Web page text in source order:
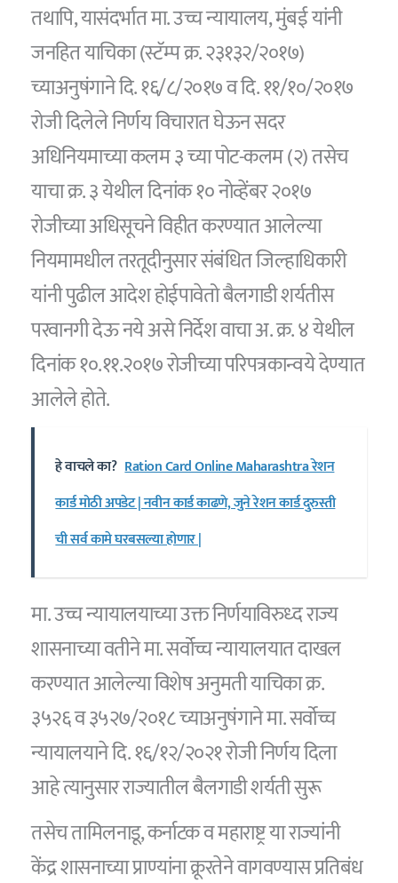
तथापि, यासंदर्भात मा. उच्च न्यायालय, मुंबई यांनी
जनहित याचिका (स्टॅम्प क्र. २३१३२/२०१७)
च्याअनुषंगाने दि. १६/८/२०१७ व दि. ११/१०/२०१७
रोजी दिलेले निर्णय विचारात घेऊन सदर
अधिनियमाच्या कलम ३ च्या पोट-कलम (२) तसेच
याचा क्र. ३ येथील दिनांक १० नोव्हेंबर २०१७
रोजीच्या अधिसूचने विहीत करण्यात आलेल्या
नियमामधील तरतूदीनुसार संबंधित जिल्हाधिकारी
यांनी पुढील आदेश होईपावेतो बैलगाडी शर्यतीस
परवानगी देऊ नये असे निर्देश वाचा अ. क्र. ४ येथील
दिनांक १०.११.२०१७ रोजीच्या परिपत्रकान्वये देण्यात
आलेले होते.
हे वाचले का? Ration Card Online Maharashtra रेशन
कार्ड मोठी अपडेट | नवीन कार्ड काढणे, जुने रेशन कार्ड दुरुस्ती
ची सर्व कामे घरबसल्या होणार |
मा. उच्च न्यायालयाच्या उक्त निर्णयाविरुध्द राज्य
शासनाच्या वतीने मा. सर्वोच्च न्यायालयात दाखल
करण्यात आलेल्या विशेष अनुमती याचिका क्र.
३५२६ व ३५२७/२०१८ च्याअनुषंगाने मा. सर्वोच्च
न्यायालयाने दि. १६/१२/२०२१ रोजी निर्णय दिला
आहे त्यानुसार राज्यातील बैलगाडी शर्यती सुरू
तसेच तामिलनाडू, कर्नाटक व महाराष्ट्र या राज्यांनी
केंद्र शासनाच्या प्राण्यांना क्रूरतेने वागवण्यास प्रतिबंध